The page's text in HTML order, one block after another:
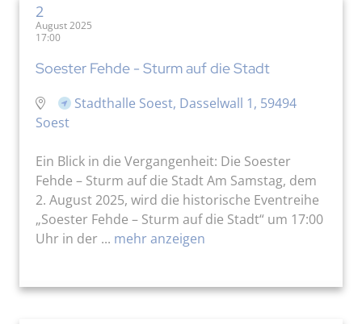
2
August 2025
17:00
Soester Fehde - Sturm auf die Stadt
Stadthalle Soest, Dasselwall 1, 59494
Soest
Ein Blick in die Vergangenheit: Die Soester
Fehde – Sturm auf die Stadt Am Samstag, dem
2. August 2025, wird die historische Eventreihe
„Soester Fehde – Sturm auf die Stadt“ um 17:00
Uhr in der ... mehr anzeigen